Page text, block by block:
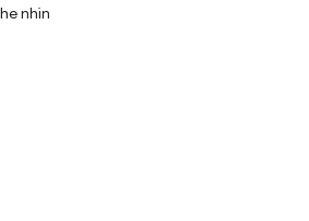
nhìn